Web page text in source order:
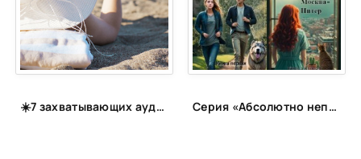
☀️7 захватывающих аудиокниг для летнего отпуска🎧 Серия «Абсолютно неправильные люди»